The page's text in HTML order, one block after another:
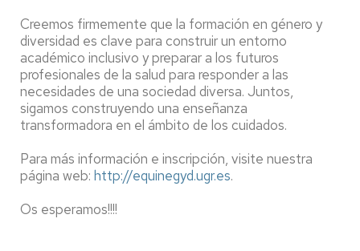
Creemos firmemente que la formación en género y
diversidad es clave para construir un entorno
académico inclusivo y preparar a los futuros
profesionales de la salud para responder a las
necesidades de una sociedad diversa. Juntos,
sigamos construyendo una enseñanza
transformadora en el ámbito de los cuidados.
Para más información e inscripción, visite nuestra
página web: http://equinegyd.ugr.es.
Os esperamos!!!!